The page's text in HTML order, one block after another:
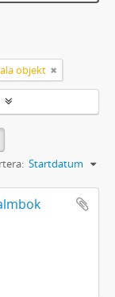
objekt
Startdatum